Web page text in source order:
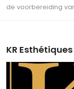
de voorbereiding
KR Esthétiques